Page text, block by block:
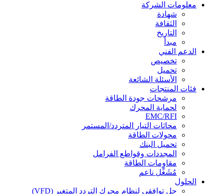
معلومات الشركة
شهادة
الثقافة
التاريخ
مبدأ
الدعم الفني
تخصيص
تحميل
الأسئلة الشائعة
فئات المنتجات
مرشحات جودة الطاقة
لحماية المحرك
EMC/RFI
محاثات التيار المتردد/المستمر
محولات الطاقة
تحميل البنك
المجددات وقواطع الفرامل
مقاومات الطاقة
مُشَغِّل ناعم
الحلول
حل توافقي لنظام محرك التردد المتغير (VFD)